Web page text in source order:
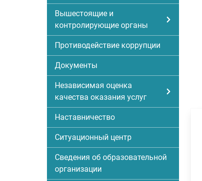
Вышестоящие и
контролирующие органы
Противодействие коррупции
Документы
Независимая оценка
качества оказания услуг
Наставничество
Ситуационный центр
Сведения об образовательной
организации